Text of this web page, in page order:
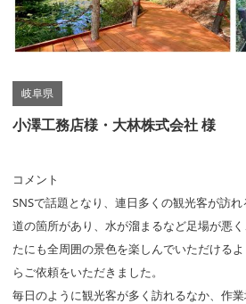
岐阜県
小澤工務店様・大林株式会社 様
コメント
SNSで話題となり、連日多くの観光客が訪
道の箇所があり、水が溜まるなど足場が悪
たにも全周囲の景色を楽しんでいただける
らご依頼をいただきました。
毎日のように観光客が多く訪れるなか、作